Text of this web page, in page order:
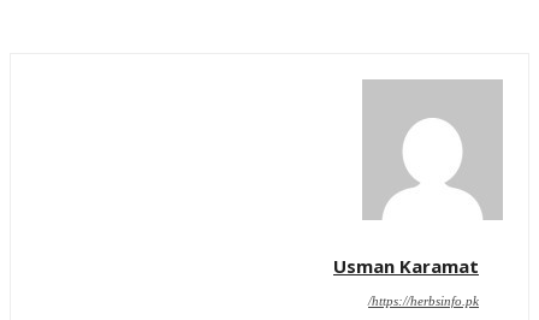
Usman Karamat
https://herbsinfo.pk/